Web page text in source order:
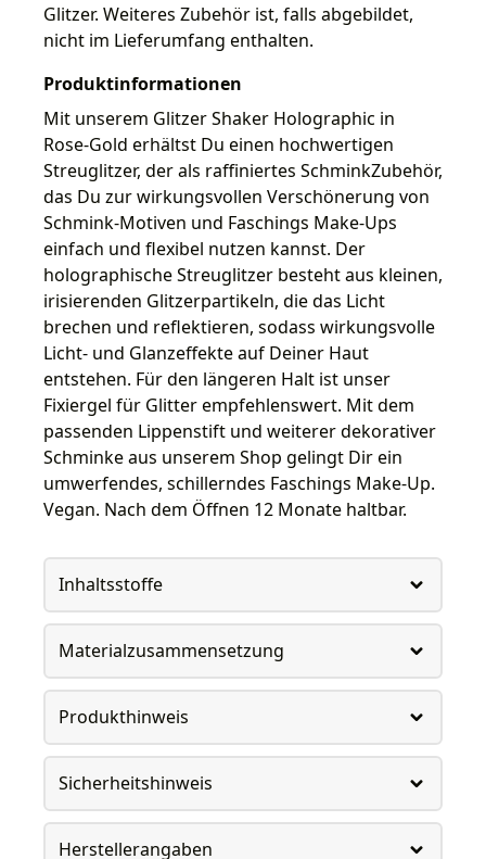
Glitzer. Weiteres Zubehör ist, falls abgebildet,
nicht im Lieferumfang enthalten.
Produktinformationen
Mit unserem Glitzer Shaker Holographic in
Rose-Gold erhältst Du einen hochwertigen
Streuglitzer, der als raffiniertes SchminkZubehör,
das Du zur wirkungsvollen Verschönerung von
Schmink-Motiven und Faschings Make-Ups
einfach und flexibel nutzen kannst. Der
holographische Streuglitzer besteht aus kleinen,
irisierenden Glitzerpartikeln, die das Licht
brechen und reflektieren, sodass wirkungsvolle
Licht- und Glanzeffekte auf Deiner Haut
entstehen. Für den längeren Halt ist unser
Fixiergel für Glitter empfehlenswert. Mit dem
passenden Lippenstift und weiterer dekorativer
Schminke aus unserem Shop gelingt Dir ein
umwerfendes, schillerndes Faschings Make-Up.
Vegan. Nach dem Öffnen 12 Monate haltbar.
Inhaltsstoffe
Materialzusammensetzung
Produkthinweis
Sicherheitshinweis
Herstellerangaben